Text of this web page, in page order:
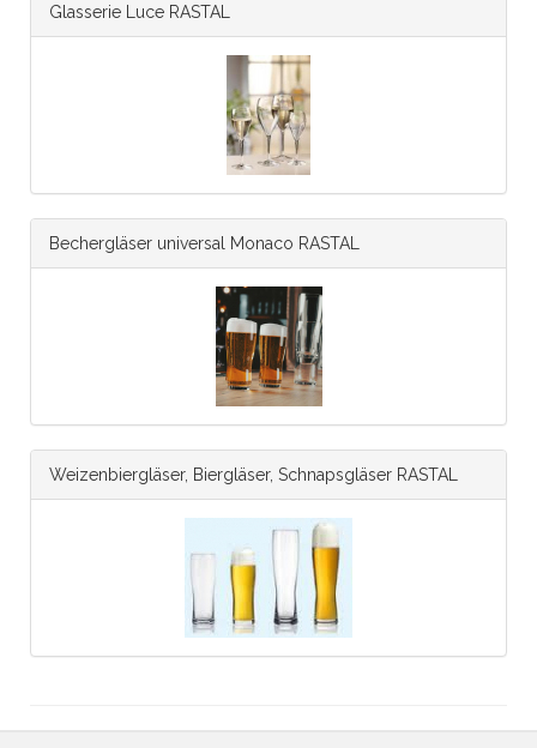
Glasserie Luce RASTAL
Bechergläser universal Monaco RASTAL
Weizenbiergläser, Biergläser, Schnapsgläser RASTAL